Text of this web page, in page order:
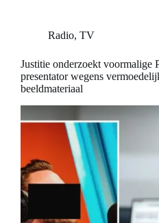
Radio, TV
Justitie onderzoekt voormalige
presentator wegens
beeldmateriaal